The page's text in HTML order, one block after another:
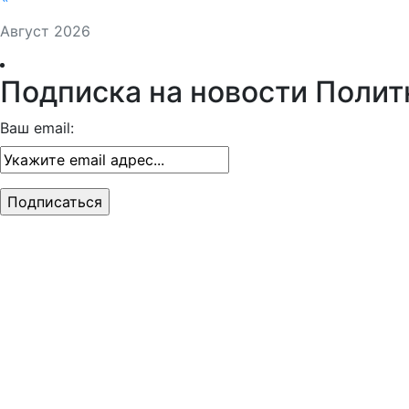
Август 2026
Подписка на новости
Ваш email: